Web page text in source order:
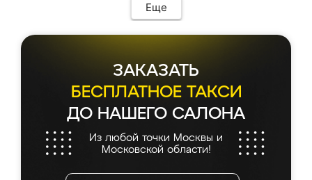
Еще
ЗАКАЗАТЬ
БЕСПЛАТНОЕ ТАКСИ
ДО НАШЕГО САЛОНА
Из любой точки Москвы и
Московской области!